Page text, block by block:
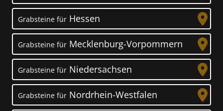
Grabsteine für Hessen
Grabsteine für Mecklenburg-Vorpommern
Grabsteine für Niedersachsen
Grabsteine für Nordrhein-Westfalen